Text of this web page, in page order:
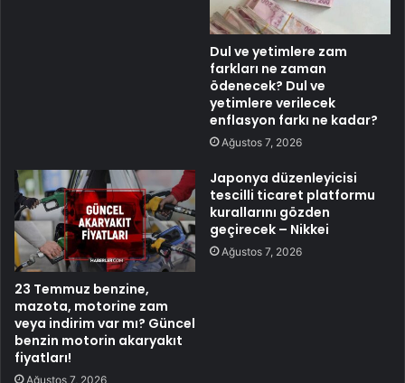
Dul ve yetimlere zam
farkları ne zaman
ödenecek? Dul ve
yetimlere verilecek
enflasyon farkı ne kadar?
Ağustos 7, 2026
23 Temmuz benzine,
mazota, motorine zam
veya indirim var mı? Güncel
benzin motorin akaryakıt
fiyatları!
Ağustos 7, 2026
Japonya düzenleyicisi
tescilli ticaret platformu
kurallarını gözden
geçirecek – Nikkei
Ağustos 7, 2026